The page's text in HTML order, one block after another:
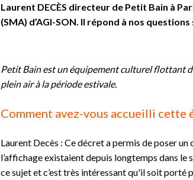
Laurent DECÈS directeur de Petit Bain à
(SMA) d’AGI-SON. Il répond à nos questions
Petit Bain est un équipement culturel flottant
plein air à la période estivale.
Comment avez-vous accueilli cette
Laurent Decès : Ce décret a permis de poser
l’affichage existaient depuis longtemps dans le
ce sujet et c’est très intéressant qu'il soit porté